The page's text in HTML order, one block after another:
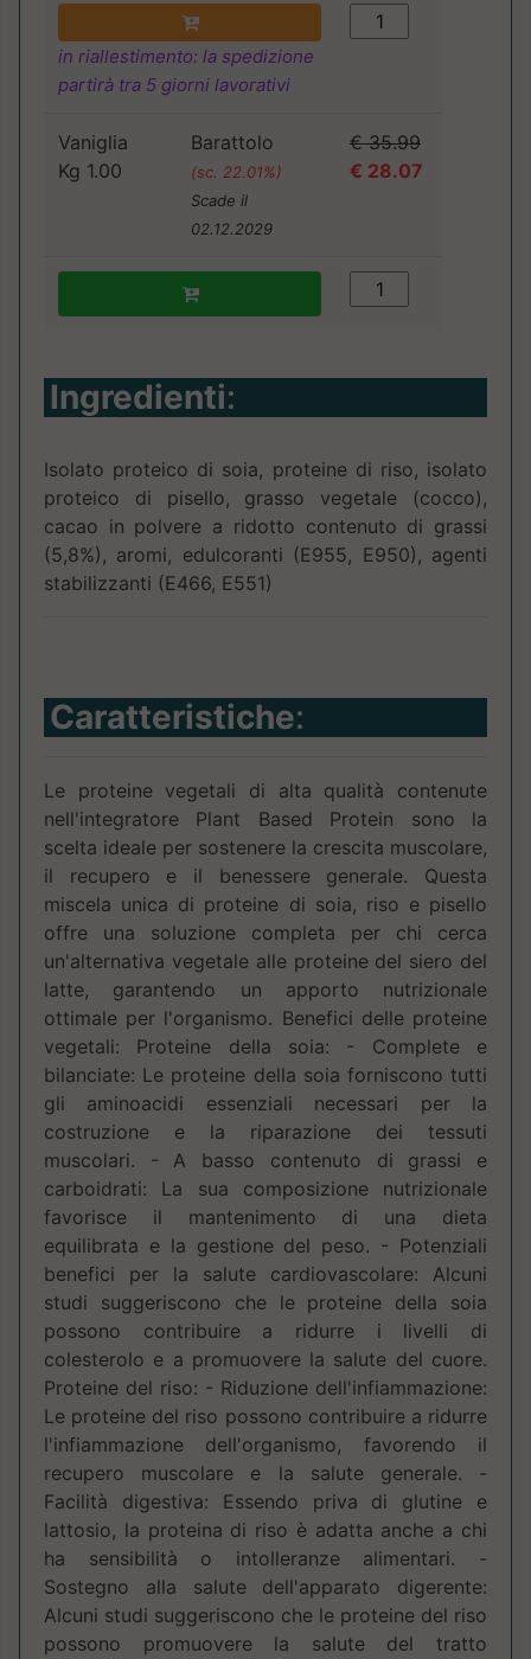
in riallestimento: la spedizione
partirà tra 5 giorni lavorativi
Vaniglia
Kg 1.00
Barattolo
(sc. 22.01%)
Scade il
02.12.2029
€ 35.99
€ 28.07
Ingredienti:
Isolato proteico di soia, proteine di riso, isolato
proteico di pisello, grasso vegetale (cocco),
cacao in polvere a ridotto contenuto di grassi
(5,8%), aromi, edulcoranti (E955, E950), agenti
stabilizzanti (E466, E551)
Caratteristiche:
Le proteine vegetali di alta qualità contenute
nell'integratore Plant Based Protein sono la
scelta ideale per sostenere la crescita muscolare,
il recupero e il benessere generale. Questa
miscela unica di proteine di soia, riso e pisello
offre una soluzione completa per chi cerca
un'alternativa vegetale alle proteine del siero del
latte, garantendo un apporto nutrizionale
ottimale per l'organismo. Benefici delle proteine
vegetali: Proteine della soia: - Complete e
bilanciate: Le proteine della soia forniscono tutti
gli aminoacidi essenziali necessari per la
costruzione e la riparazione dei tessuti
muscolari. - A basso contenuto di grassi e
carboidrati: La sua composizione nutrizionale
favorisce il mantenimento di una dieta
equilibrata e la gestione del peso. - Potenziali
benefici per la salute cardiovascolare: Alcuni
studi suggeriscono che le proteine della soia
possono contribuire a ridurre i livelli di
colesterolo e a promuovere la salute del cuore.
Proteine del riso: - Riduzione dell'infiammazione:
Le proteine del riso possono contribuire a ridurre
l'infiammazione dell'organismo, favorendo il
recupero muscolare e la salute generale. -
Facilità digestiva: Essendo priva di glutine e
lattosio, la proteina di riso è adatta anche a chi
ha sensibilità o intolleranze alimentari. -
Sostegno alla salute dell'apparato digerente:
Alcuni studi suggeriscono che le proteine del riso
possono promuovere la salute del tratto